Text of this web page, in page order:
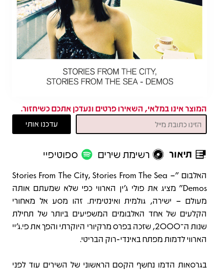
המוצר אינו במלאי, השאירו פרטים ונעדכן אתכם כשיחזור.
תיאור רשימת שירים ספוטיפיי
תיאור
האלבום "Stories From The City, Stories From The Sea –
Demos" מציג את פולי ג’ין הארווי כפי שלא שמעתם אותה
מעולם – ישירה, גולמית ואינטימית. זהו מסע אל מאחורי
הקלעים של אחד האלבומים המשפיעים ביותר של תחילת
שנות ה־2000, שזכה בפרס מרקיורי היוקרתי והפך את פי.ג’יי
הארווי לדמות מפתח באינדי-רוק הבריטי.
בגרסאות הדמו נחשף הקסם הראשוני של השירים עוד לפני